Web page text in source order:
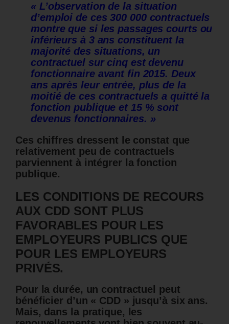
« L’observation de la situation
d’emploi de ces 300 000 contractuels
montre que si les passages courts ou
inférieurs à 3 ans constituent la
majorité des situations, un
contractuel sur cinq est devenu
fonctionnaire avant fin 2015. Deux
ans après leur entrée, plus de la
moitié de ces contractuels a quitté la
fonction publique et 15 % sont
devenus fonctionnaires. »
Ces chiffres dressent le constat que
relativement peu de contractuels
parviennent à intégrer la fonction
publique.
LES CONDITIONS DE RECOURS
AUX CDD SONT PLUS
FAVORABLES POUR LES
EMPLOYEURS PUBLICS QUE
POUR LES EMPLOYEURS
PRIVÉS.
Pour la durée, un contractuel peut
bénéficier d’un « CDD » jusqu’à six ans.
Mais, dans la pratique, les